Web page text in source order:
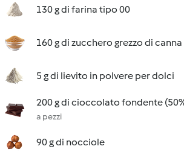
130 g di farina tipo 00
160 g di zucchero grezzo di canna
5 g di lievito in polvere per dolci
200 g di cioccolato fondente
a pezzi
90 g di nocciole